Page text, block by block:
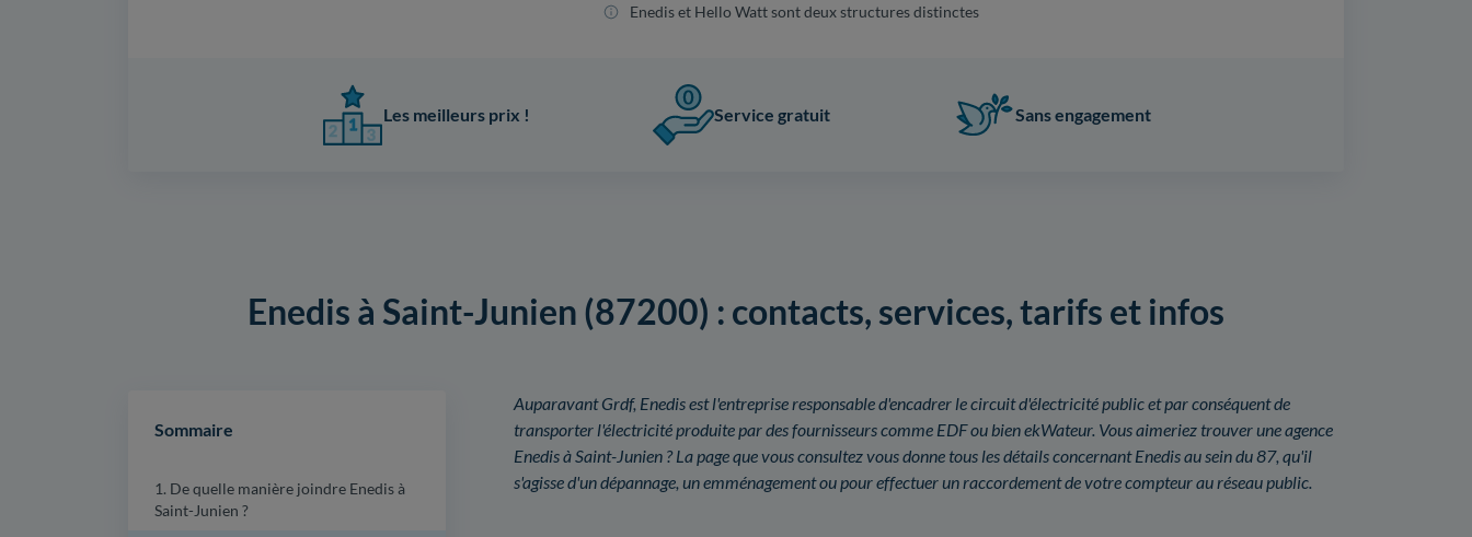
Enedis et Hello Watt sont deux structures distinctes
Les meilleurs prix ! Service gratuit Sans engagement
Enedis à Saint-Junien (87200) : contacts, services, tarifs et infos
Sommaire
1. De quelle manière joindre Enedis à
Saint-Junien ?
Auparavant Grdf, Enedis est l'entreprise responsable d'encadrer le circuit d'électricité public et par conséquent de
transporter l'électricité produite par des fournisseurs comme EDF ou bien ekWateur. Vous aimeriez trouver une agence
Enedis à Saint-Junien ? La page que vous consultez vous donne tous les détails concernant Enedis au sein du 87, qu'il
s'agisse d'un dépannage, un emménagement ou pour effectuer un raccordement de votre compteur au réseau public.